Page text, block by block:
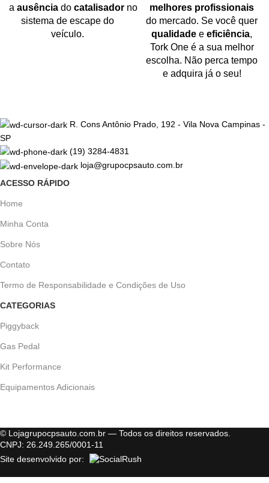
a ausência do catalisador no
sistema de escape do
veículo.
melhores profissionais
do mercado. Se você quer
qualidade e eficiência,
Tork One é a sua melhor
escolha. Não perca tempo
e adquira já o seu!
R. Cons Antônio Prado, 192 - Vila Nova Campinas -
SP
(19) 3284-4831
loja@grupocpsauto.com.br
ACESSO RÁPIDO
Home
Minha Conta
Sobre Nós
Contato
Termo de Responsabilidade e Condições de Uso
CATEGORIAS
Piggyback
Gas Pedal
Kit Performance
Equipamentos Adicionais
© Lojagrupocpsauto.com.br — Todos os direitos reservados.
CNPJ: 26.249.265/0001-11
Site desenvolvido por: